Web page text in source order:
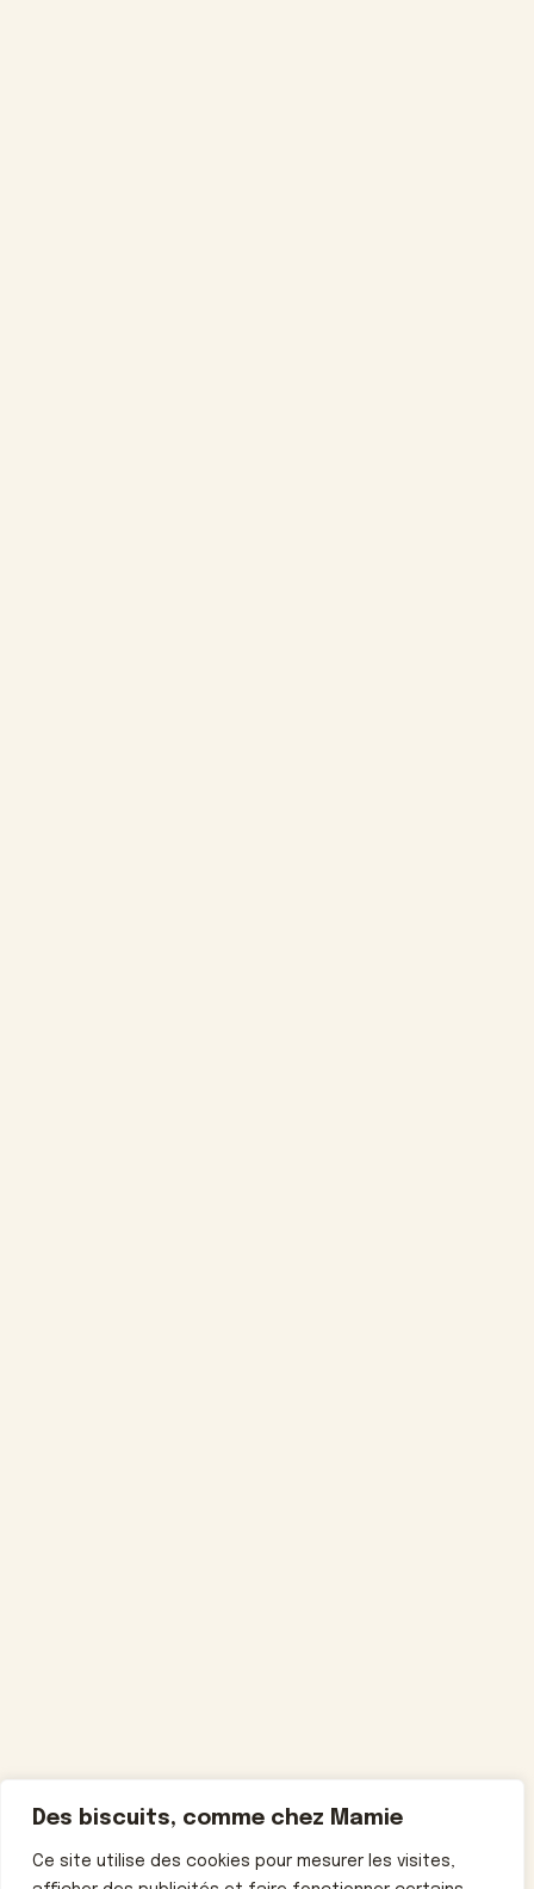
Des biscuits, comme chez Mamie
Ce site utilise des cookies pour mesurer les visites,